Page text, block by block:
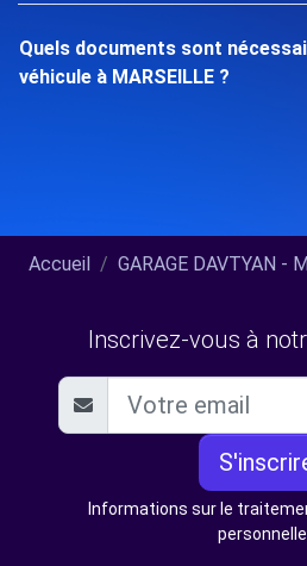
Quels documents sont
véhicule à MARSEILLE ?
Accueil GARAGE DAVTYAN -
Inscrivez-vous à
Informations sur le